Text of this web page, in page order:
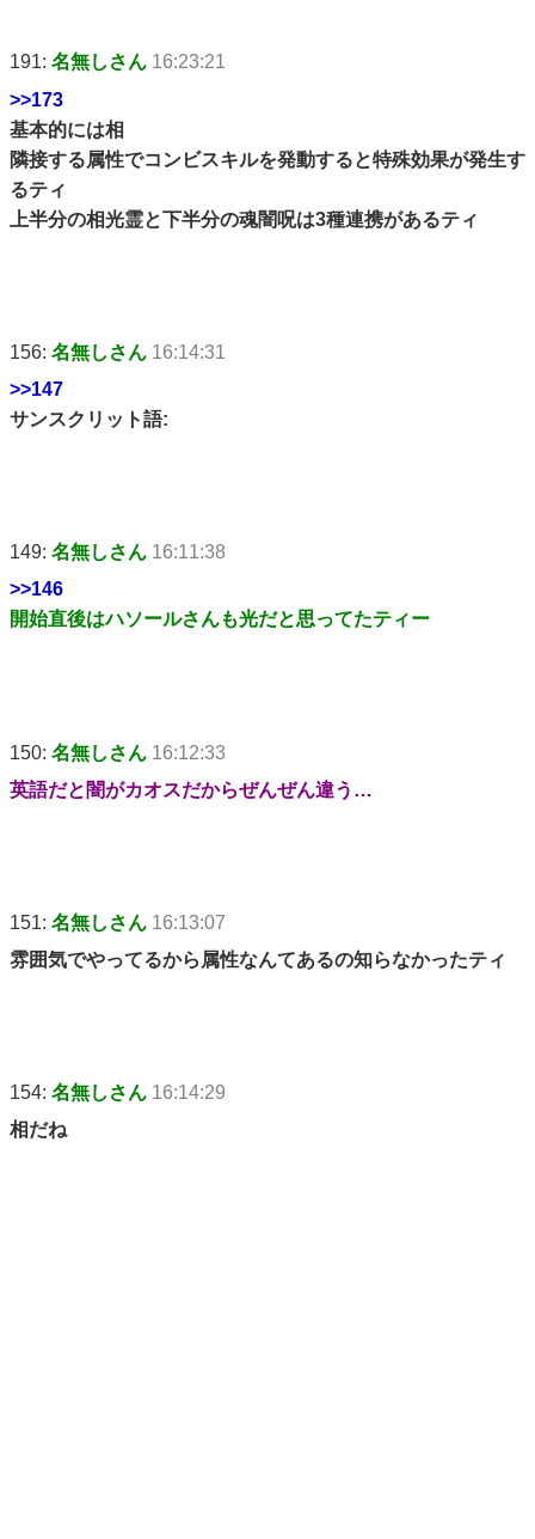
191: 名無しさん 16:23:21
>>173
基本的には相
隣接する属性でコンビスキルを発動すると特殊効果が発生す
るティ
上半分の相光霊と下半分の魂闇呪は3種連携があるティ
156: 名無しさん 16:14:31
>>147
サンスクリット語:
149: 名無しさん 16:11:38
>>146
開始直後はハソールさんも光だと思ってたティー
150: 名無しさん 16:12:33
英語だと闇がカオスだからぜんぜん違う…
151: 名無しさん 16:13:07
雰囲気でやってるから属性なんてあるの知らなかったティ
154: 名無しさん 16:14:29
相だね